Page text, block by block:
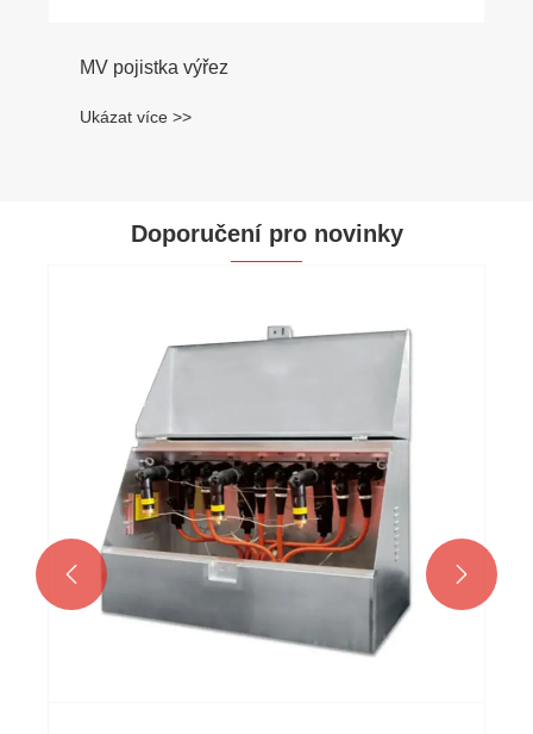
MV pojistka výřez
Ukázat více >>
Doporučení pro novinky
 